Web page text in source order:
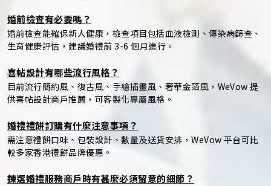
婚前檢查有必要嗎？
婚前檢查能確保新人健康，檢查項目包括血液檢測、傳染病篩查、
生育健康評估，建議婚禮前 3-6 個月進行。
喜帖設計有哪些流行風格？
目前流行簡約風、復古風、手繪插畫風、奢華金箔風，WeVow 提
供喜帖設計商戶推薦，可客製化專屬風格。
婚禮禮餅訂購有什麼注意事項？
需注意禮餅口味、包裝設計、數量及送貨安排，WeVow 平台可比
較多家香港禮餅品牌優惠。
揀選婚禮服務商戶時有甚麼必須留意的細節？